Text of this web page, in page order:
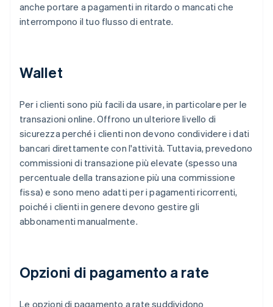
anche portare a pagamenti in ritardo o mancati che
interrompono il tuo flusso di entrate.
Wallet
Per i clienti sono più facili da usare, in particolare per le
transazioni online. Offrono un ulteriore livello di
sicurezza perché i clienti non devono condividere i dati
bancari direttamente con l'attività. Tuttavia, prevedono
commissioni di transazione più elevate (spesso una
percentuale della transazione più una commissione
fissa) e sono meno adatti per i pagamenti ricorrenti,
poiché i clienti in genere devono gestire gli
abbonamenti manualmente.
Opzioni di pagamento a rate
Le opzioni di pagamento a rate suddividono